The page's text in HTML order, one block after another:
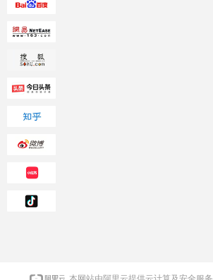
虚拟员工
社会责任